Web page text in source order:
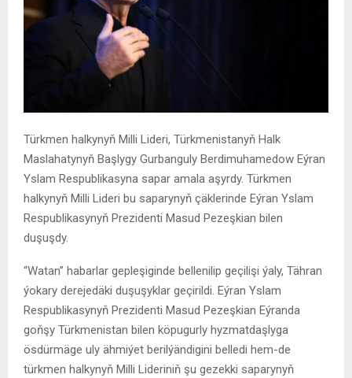
Türkmen halkynyň Milli Lideri, Türkmenistanyň Halk
Maslahatynyň Başlygy Gurbanguly Berdimuhamedow Eýran
Yslam Respublikasyna sapar amala aşyrdy. Türkmen
halkynyň Milli Lideri bu saparynyň çäklerinde Eýran Yslam
Respublikasynyň Prezidenti Masud Pezeşkian bilen
duşuşdy.
“Watan” habarlar gepleşiginde bellenilip geçilişi ýaly, Tähran
ýokary derejedäki duşuşyklar geçirildi. Eýran Yslam
Respublikasynyň Prezidenti Masud Pezeşkian Eýranda
goňşy Türkmenistan bilen köpugurly hyzmatdaşlyga
ösdürmäge uly ähmiýet berilýändigini belledi hem-de
türkmen halkynyň Milli Lideriniň şu gezekki saparynyň